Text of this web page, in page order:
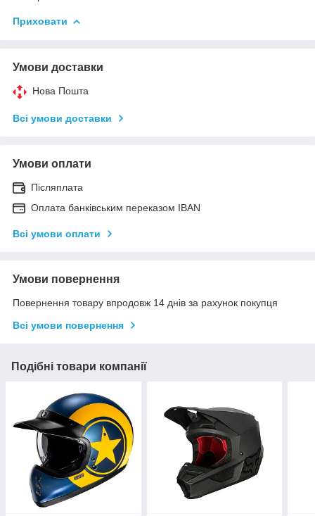
Приховати
Умови доставки
Нова Пошта
Всі умови доставки
Умови оплати
Післяплата
Оплата банківським переказом IBAN
Всі умови оплати
Умови повернення
Повернення товару впродовж 14 днів за рахунок покупця
Всі умови повернення
Подібні товари компанії